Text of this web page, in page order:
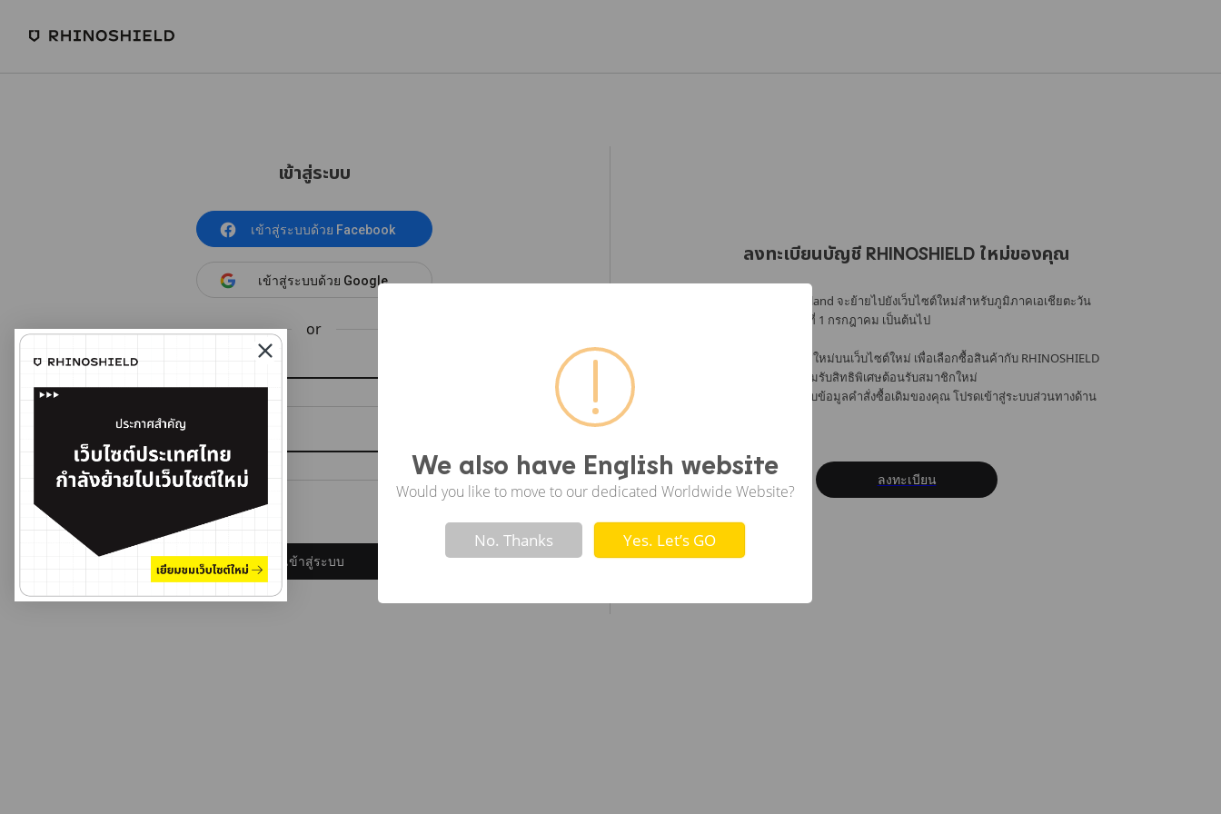
We also have English website
Would you like to move to our dedicated Worldwide Website?
! Not valid!
No. Thanks Yes. Let’s GO
เข้าสู่ระบบ
เข้าสู่ระบบด้วย Facebook
เข้าสู่ระบบด้วย Google
or
อีเมล
รหัสผ่าน
ลงทะเบียนบัญชี RHINOSHIELD ใหม่ของคุณ
RHINOSHIELD Thailand จะย้ายไปยังเว็บไซต์ใหม่สำหรับภูมิภาคเอเชียตะวัน
ออกเฉียงใต้ตั้งแต่วันที่ 1 กรกฎาคม เป็นต้นไป
โปรดลงทะเบียนบัญชีใหม่บนเว็บไซต์ใหม่ เพื่อเลือกซื้อสินค้ากับ RHINOSHIELD
ได้อย่างต่อเนื่อง พร้อมรับสิทธิพิเศษต้อนรับสมาชิกใหม่
หากต้องการตรวจสอบข้อมูลคำสั่งซื้อเดิมของคุณ โปรดเข้าสู่ระบบส่วนทางด้าน